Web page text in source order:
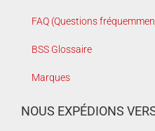
FAQ (Questions
BSS Glossaire
Marques
NOUS EXPÉDIONS